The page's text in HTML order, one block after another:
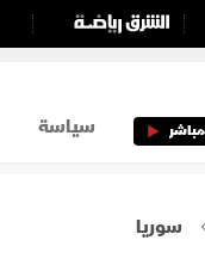
مباشر سياسة
سوريا